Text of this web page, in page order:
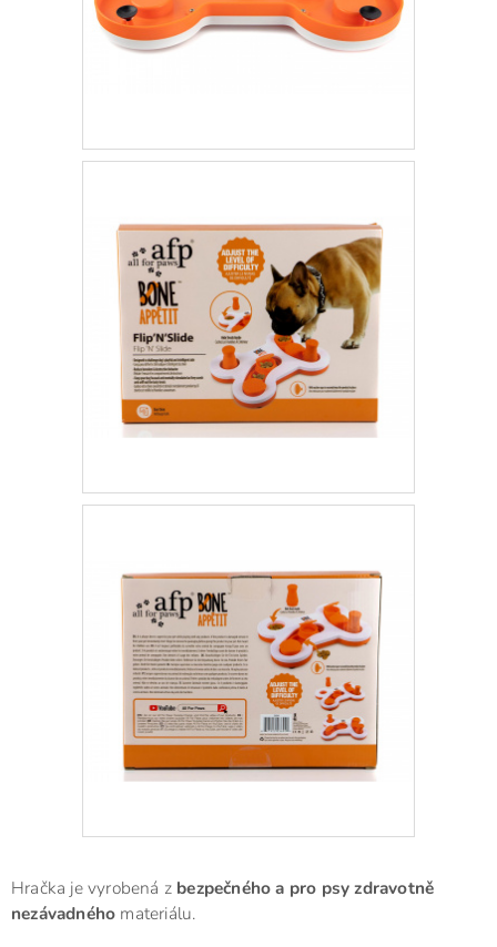
Hračka je vyrobená z bezpečného a pro psy zdravotně
nezávadného materiálu.